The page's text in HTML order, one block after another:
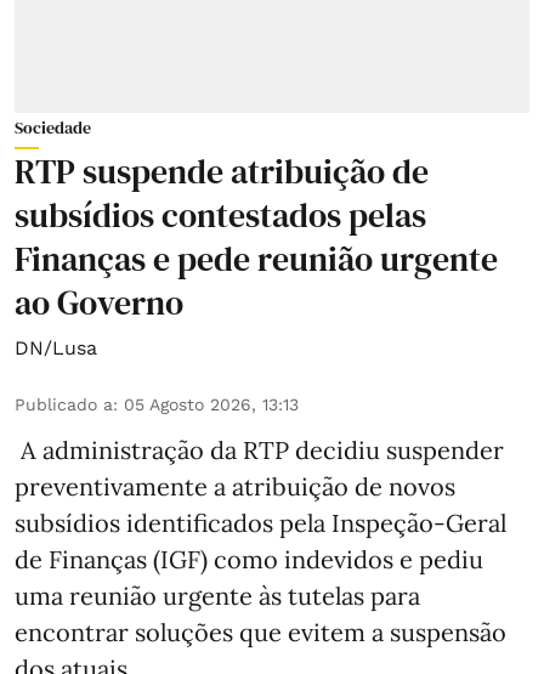
Sociedade
RTP suspende atribuição de
subsídios contestados pelas
Finanças e pede reunião urgente
ao Governo
DN/Lusa
Publicado a: 05 Agosto 2026, 13:13
A administração da RTP decidiu suspender
preventivamente a atribuição de novos
subsídios identificados pela Inspeção-Geral
de Finanças (IGF) como indevidos e pediu
uma reunião urgente às tutelas para
encontrar soluções que evitem a suspensão